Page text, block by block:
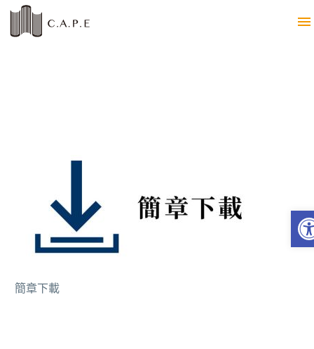
簡章下載